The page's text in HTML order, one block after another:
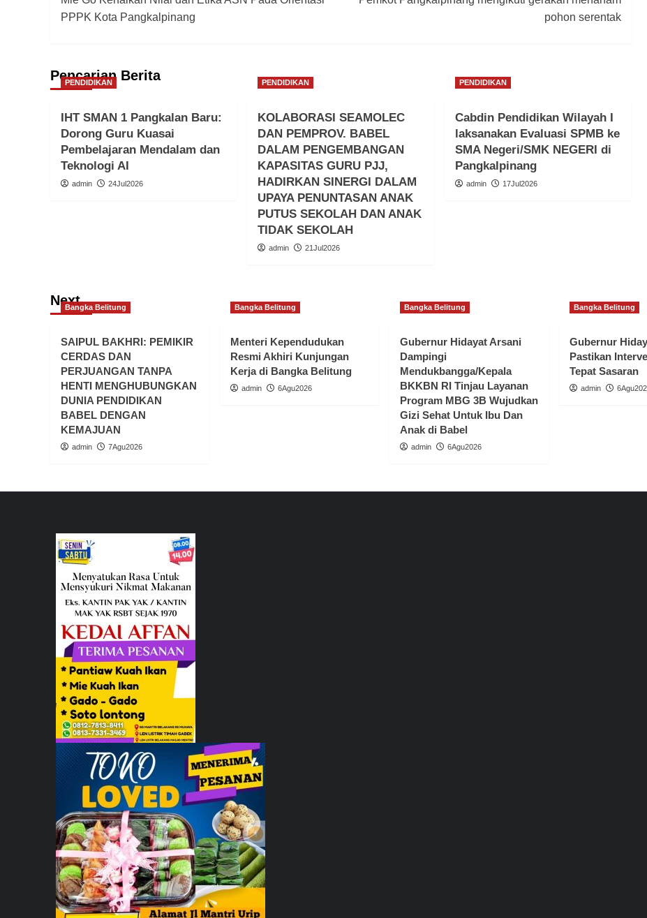
navigation
PPPK Kota Pangkalpinang
pohon serentak
Pencarian Berita
PENDIDIKAN
IHT SMAN 1 Pangkalan Baru:
Dorong Guru Kuasai
Pembelajaran Mendalam dan
Teknologi AI
admin 24Jul2026
PENDIDIKAN
KOLABORASI SEAMOLEC
DAN PEMPROV. BABEL
DALAM PENGEMBANGAN
KAPASITAS GURU PJJ,
HADIRKAN SINERGI DALAM
UPAYA PENUNTASAN ANAK
PUTUS SEKOLAH DAN ANAK
TIDAK SEKOLAH
admin 21Jul2026
PENDIDIKAN
Cabdin Pendidikan Wilayah I
laksanakan Evaluasi SPMB ke
SMA Negeri/SMK NEGERI di
Pangkalpinang
admin 17Jul2026
NextBangka Belitung
SAIPUL BAKHRI: PEMIKIR
CERDAS DAN
PERJUANGAN TANPA
HENTI MENGHUBUNGKAN
DUNIA PENDIDIKAN
BABEL DENGAN
KEMAJUAN
admin 7Agu2026
Bangka Belitung
Menteri Kependudukan
Resmi Akhiri Kunjungan
Kerja di Bangka Belitung
admin 6Agu2026
Bangka Belitung
Gubernur Hidayat Arsani
Dampingi
Mendukbangga/Kepala
BKKBN RI Tinjau Layanan
Program MBG 3B Wujudkan
Gizi Sehat Untuk Ibu Dan
Anak di Babel
admin 6Agu2026
Bangka Belitung
Gubernur
Pastikan
Tepat Sasaran
admin